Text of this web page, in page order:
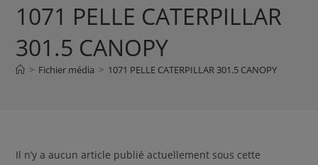
1071 PELLE CATERPILLAR
301.5 CANOPY
> Fichier média > 1071 PELLE CATERPILLAR 301.5 CANOPY
Il n’y a aucun article publié actuellement sous cette